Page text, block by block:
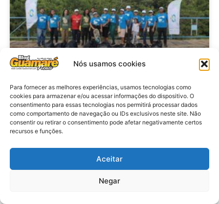
Nós usamos cookies
Para fornecer as melhores experiências, usamos tecnologias como
cookies para armazenar e/ou acessar informações do dispositivo. O
consentimento para essas tecnologias nos permitirá processar dados
como comportamento de navegação ou IDs exclusivos neste site. Não
consentir ou retirar o consentimento pode afetar negativamente certos
recursos e funções.
Aceitar
Negar
Mutirão em defesa dos
manguezais: Ação em Macau
retira 150 quilos de resíduos da
foz do Rio Piranhas-Açu